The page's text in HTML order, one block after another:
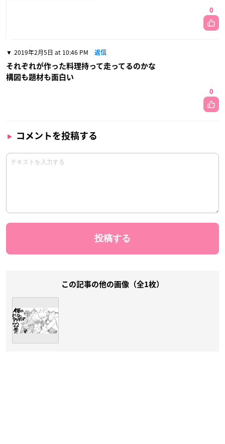
0
2019年2月5日 at 10:46 PM 返信
それぞれが作った料理持って走ってるのかな
構図も題材も面白い
0
コメントを投稿する
この記事の他の画像（全1枚）